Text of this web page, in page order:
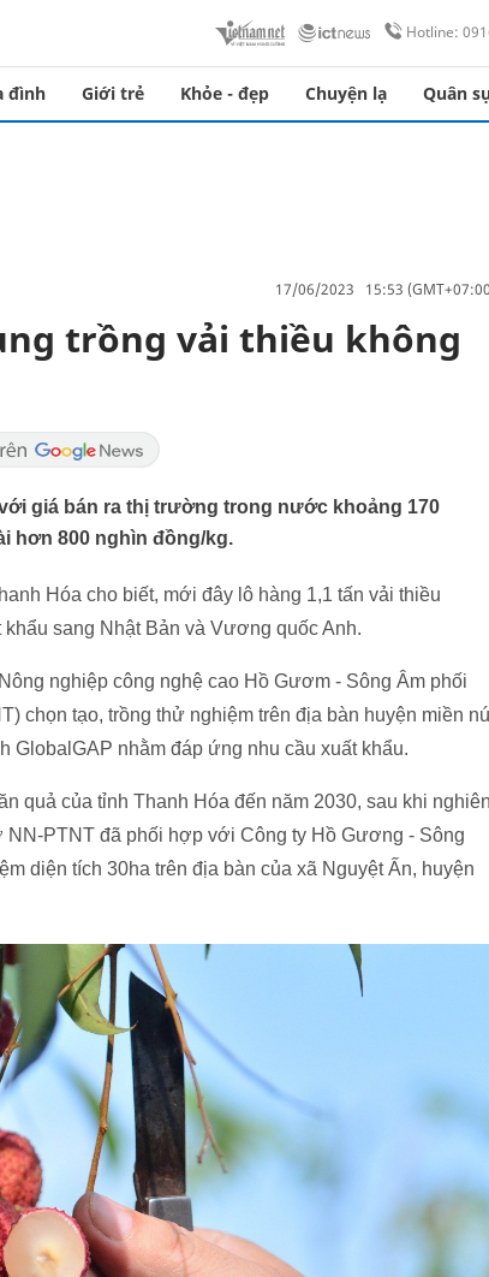
Hotline:
đình Giới trẻ Khỏe - đẹp Chuyện lạ Quân
17/06/2023 15:53
trồng vải thiều không
giá bán ra thị trường trong nước khoảng 170
hơn 800 nghìn đồng/kg.
Hóa cho biết, mới đây lô hàng 1,1 tấn vải thiều
sang Nhật Bản và Vương quốc Anh.
nghiệp công nghệ cao Hồ Gươm - Sông Âm phối
chọn tạo, trồng thử nghiệm trên địa bàn huyện miền
GlobalGAP nhằm đáp ứng nhu cầu xuất khẩu.
quả của tỉnh Thanh Hóa đến năm 2030, sau khi nghiên
PTNT đã phối hợp với Công ty Hồ Gương - Sông
diện tích 30ha trên địa bàn của xã Nguyệt Ấn, huyện